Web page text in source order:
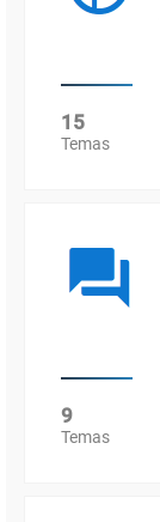
15
Temas
9
Temas